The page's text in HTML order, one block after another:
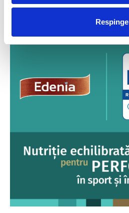
Respinge
FUELLED BY